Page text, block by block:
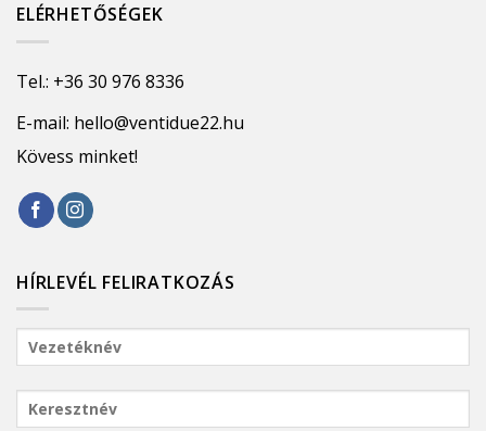
ELÉRHETŐSÉGEK
Tel.: +36 30 976 8336
E-mail: hello@ventidue22.hu
Kövess minket!
HÍRLEVÉL FELIRATKOZÁS